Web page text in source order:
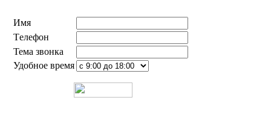
Имя
Tелефон
Тема звонка
Удобное время